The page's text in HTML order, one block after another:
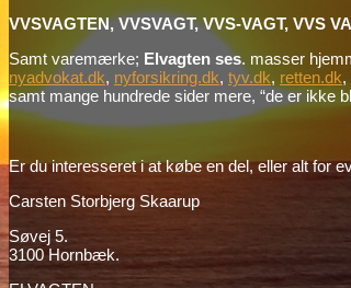
VVSVAGTEN, VVSVAGT, VVS-VAGT, VVS
Samt varemærke; Elvagten ses. masser
nyadvokat.dk, nyforsikring.dk, tyv.dk, retten.dk,
samt mange hundrede sider mere, “de er ikke
Er du interesseret i at købe en del, eller alt for
Carsten Storbjerg Skaarup
Søvej 5.
3100 Hornbæk.